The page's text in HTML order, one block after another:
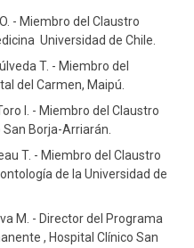
- Miembro del Claustro
Universidad de Chile.
T. - Miembro del
del Carmen, Maipú.
I. - Miembro del Claustro
Borja-Arriarán.
T. - Miembro del Claustro
de la Universidad de
M. - Director del Programa
, Hospital Clínico San